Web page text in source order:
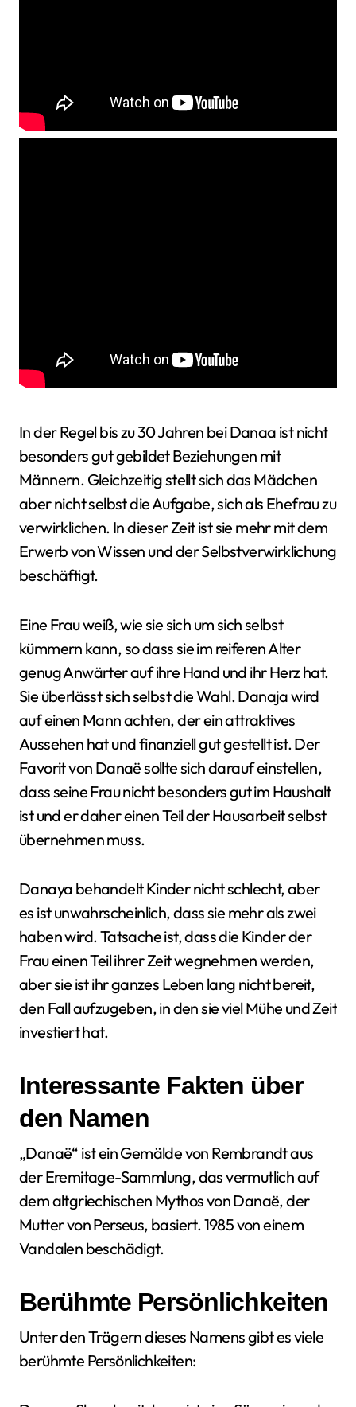
In der Regel bis zu 30 Jahren bei Danaa ist nicht
besonders gut gebildet Beziehungen mit
Männern. Gleichzeitig stellt sich das Mädchen
aber nicht selbst die Aufgabe, sich als Ehefrau zu
verwirklichen. In dieser Zeit ist sie mehr mit dem
Erwerb von Wissen und der Selbstverwirklichung
beschäftigt.
Eine Frau weiß, wie sie sich um sich selbst
kümmern kann, so dass sie im reiferen Alter
genug Anwärter auf ihre Hand und ihr Herz hat.
Sie überlässt sich selbst die Wahl. Danaja wird
auf einen Mann achten, der ein attraktives
Aussehen hat und finanziell gut gestellt ist. Der
Favorit von Danaë sollte sich darauf einstellen,
dass seine Frau nicht besonders gut im Haushalt
ist und er daher einen Teil der Hausarbeit selbst
übernehmen muss.
Danaya behandelt Kinder nicht schlecht, aber
es ist unwahrscheinlich, dass sie mehr als zwei
haben wird. Tatsache ist, dass die Kinder der
Frau einen Teil ihrer Zeit wegnehmen werden,
aber sie ist ihr ganzes Leben lang nicht bereit,
den Fall aufzugeben, in den sie viel Mühe und Zeit
investiert hat.
Interessante Fakten über
den Namen
„Danaë“ ist ein Gemälde von Rembrandt aus
der Eremitage-Sammlung, das vermutlich auf
dem altgriechischen Mythos von Danaë, der
Mutter von Perseus, basiert. 1985 von einem
Vandalen beschädigt.
Berühmte Persönlichkeiten
Unter den Trägern dieses Namens gibt es viele
berühmte Persönlichkeiten: